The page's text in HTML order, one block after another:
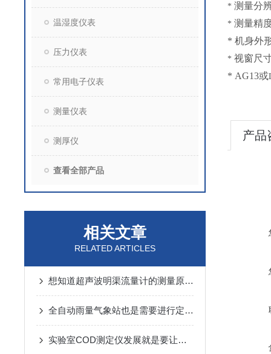
温湿度仪表
压力仪表
常用电子仪表
测量仪表
测厚仪
查看全部产品
相关文章
RELATED ARTICLES
想知道超声波明渠流量计的测量原理？
全自动雨量气象站也是需要进行定期保养的
实验室COD测定仪发展就是要让市场得到满意
* 测量分
* 测量精
* 机身外
* 视窗尺
* AG13或
产品